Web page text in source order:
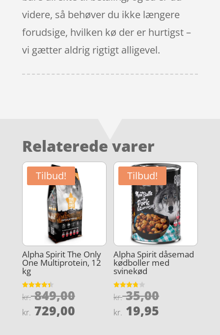
videre, så behøver du ikke længere
forudsige, hvilken kø der er hurtigst –
vi gætter aldrig rigtigt alligevel.
Relaterede varer
Tilbud!
Alpha Spirit The Only
One Multiprotein, 12
kg
Vurderet
4.4
kr.849,00Den
oprindelige
kr. 729,00Den
Tilbud!
Alpha Spirit dåsemad
kødboller med
svinekød
Vurderet
3.8
kr.35,00Den
kr. 19,95